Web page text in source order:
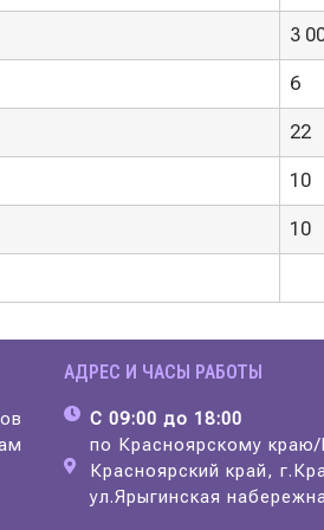
3
6
22
10
10
АДРЕС И ЧАСЫ РАБОТЫ
С 09:00 до 18:00
по Красноярскому
Красноярский край,
ул.Ярыгинская